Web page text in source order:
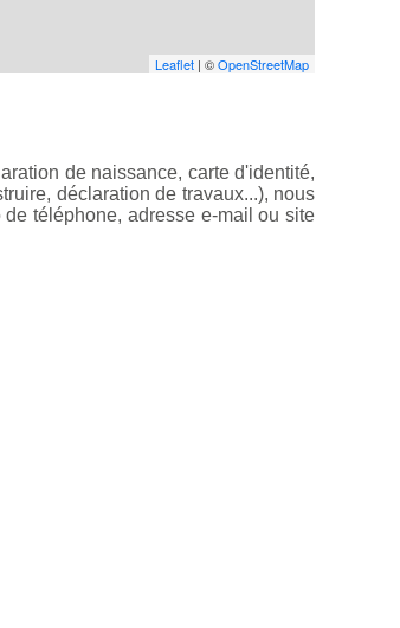
Leaflet | ©OpenStreetMap
de naissance, carte d'identité,
déclaration de travaux...), nous
téléphone, adresse e-mail ou site